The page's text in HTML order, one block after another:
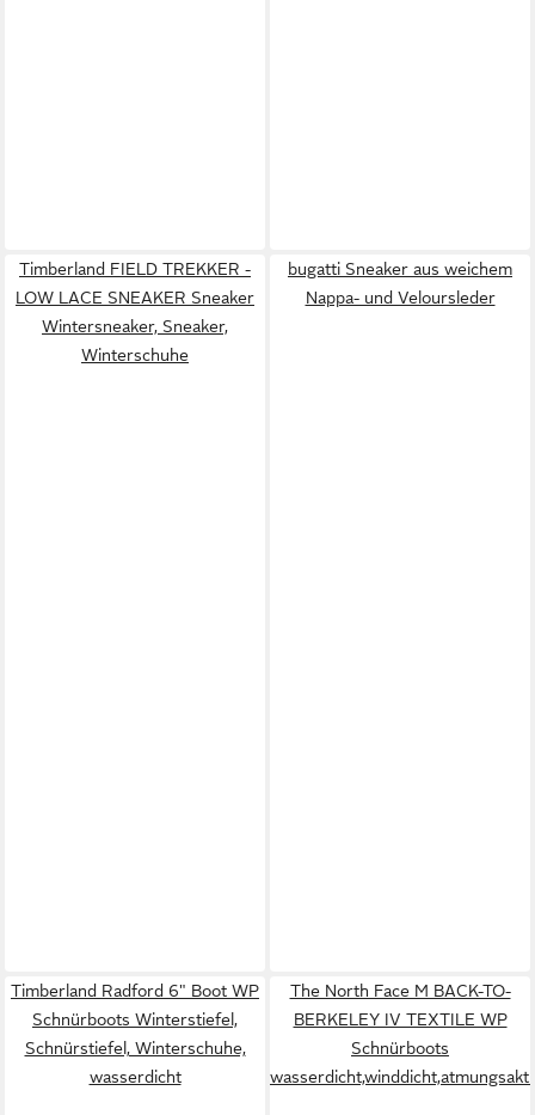
Timberland FIELD TREKKER -
LOW LACE SNEAKER Sneaker
Wintersneaker, Sneaker,
Winterschuhe
bugatti Sneaker aus weichem
Nappa- und Veloursleder
Timberland Radford 6" Boot WP
Schnürboots Winterstiefel,
Schnürstiefel, Winterschuhe,
wasserdicht
The North Face M BACK-TO-
BERKELEY IV TEXTILE WP
Schnürboots